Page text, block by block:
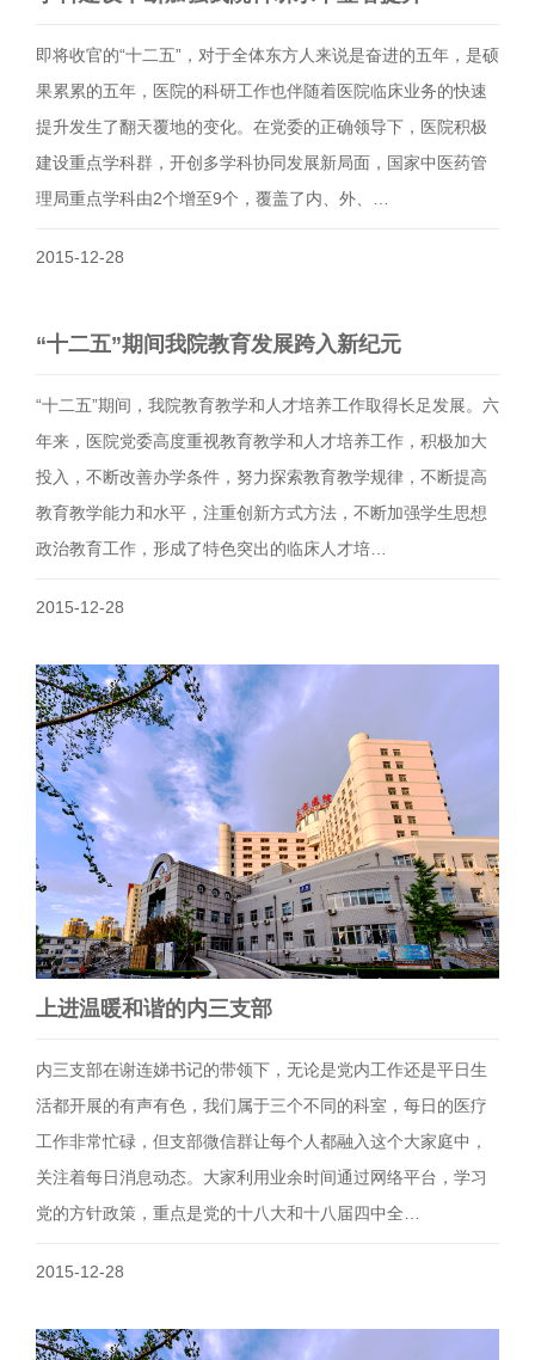
即将收官的“十二五”，对于全体东方人来说是奋进的五年，是硕
果累累的五年，医院的科研工作也伴随着医院临床业务的快速
提升发生了翻天覆地的变化。在党委的正确领导下，医院积极
建设重点学科群，开创多学科协同发展新局面，国家中医药管
理局重点学科由2个增至9个，覆盖了内、外、…
2015-12-28
“十二五”期间我院教育发展跨入新纪元
“十二五”期间，我院教育教学和人才培养工作取得长足发展。六
年来，医院党委高度重视教育教学和人才培养工作，积极加大
投入，不断改善办学条件，努力探索教育教学规律，不断提高
教育教学能力和水平，注重创新方式方法，不断加强学生思想
政治教育工作，形成了特色突出的临床人才培…
2015-12-28
上进温暖和谐的内三支部
内三支部在谢连娣书记的带领下，无论是党内工作还是平日生
活都开展的有声有色，我们属于三个不同的科室，每日的医疗
工作非常忙碌，但支部微信群让每个人都融入这个大家庭中，
关注着每日消息动态。大家利用业余时间通过网络平台，学习
党的方针政策，重点是党的十八大和十八届四中全…
2015-12-28